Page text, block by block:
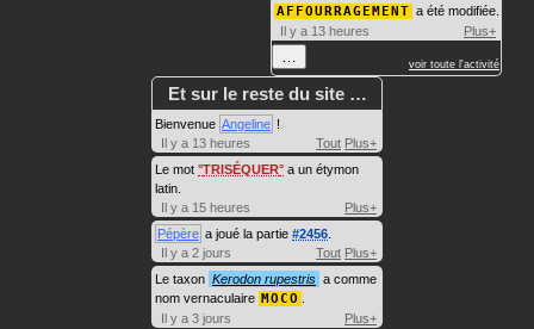
AFFOURRAGEMENT a été modifiée.
Il y a 13 heures
Plus+
voir toute l'activité
Et sur le reste du site …
Bienvenue Angeline !
Il y a 13 heures
Tout Plus+
Le mot TRISÉQUER a un étymon
latin.
Il y a 15 heures
Plus+
Pépère a joué la partie #2456
Il y a 2 jours
Tout Plus+
Le taxon Kerodon rupestris a comme
nom vernaculaire MOCO
Il y a 3 jours
Plus+